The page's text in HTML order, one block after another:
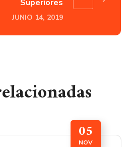
Superiores
JUNIO 14, 2019
05
NOV